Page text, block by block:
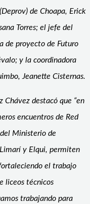
de Choapa, Erick
Torres; el jefe del
de proyecto de Futuro
y la coordinadora
Jeanette Cisternas.
Chávez destacó que “en
encuentros de Red
Ministerio de
y Elqui, permiten
el trabajo
liceos técnicos
trabajando para